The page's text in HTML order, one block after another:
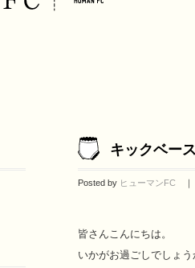
キックベー
Posted by ヒューマンFC ｜
皆さんこんにちは。
いかがお過ごしでしょう